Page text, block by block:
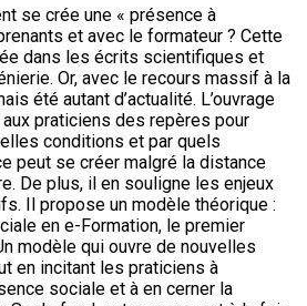
se crée une « présence à
et avec le formateur ? Cette
dans les écrits scientifiques et
Or, avec le recours massif à la
été autant d’actualité. L’ouvrage
praticiens des repères pour
conditions et par quels
peut se créer malgré la distance
De plus, il en souligne les enjeux
Il propose un modèle théorique :
en e-Formation, le premier
modèle qui ouvre de nouvelles
en incitant les praticiens à
sociale et à en cerner la